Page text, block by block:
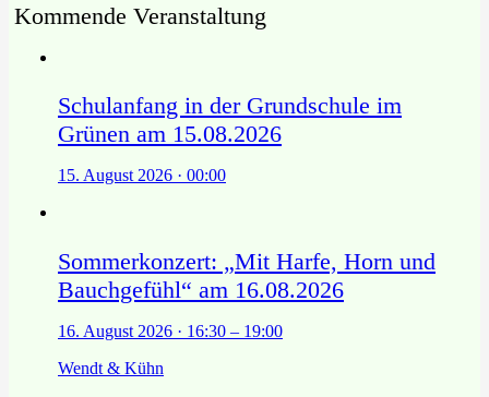
Kommende Veranstaltung
Schulanfang in der Grundschule im
Grünen am 15.08.2026
15. August 2026 · 00:00
Sommerkonzert: „Mit Harfe, Horn und
Bauchgefühl“ am 16.08.2026
16. August 2026 · 16:30 – 19:00
Wendt & Kühn